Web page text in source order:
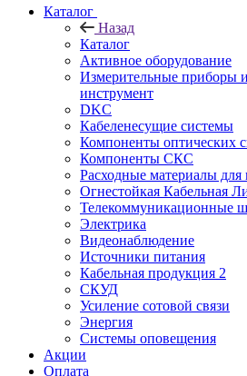
Каталог
Назад
Каталог
Активное оборудование
Измерительные приборы
инструмент
DKC
Кабеленесущие системы
Компоненты оптических
Компоненты СКС
Расходные материалы для
Огнестойкая Кабельная
Телекоммуникационные
Электрика
Видеонаблюдение
Источники питания
Кабельная продукция 2
СКУД
Усиление сотовой связи
Энергия
Системы оповещения
Акции
Оплата